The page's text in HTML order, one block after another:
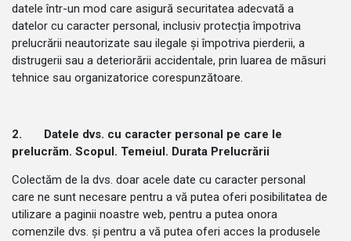
datele într-un mod care asigură securitatea adecvată a
datelor cu caracter personal, inclusiv protecția împotriva
prelucrării neautorizate sau ilegale și împotriva pierderii, a
distrugerii sau a deteriorării accidentale, prin luarea de măsuri
tehnice sau organizatorice corespunzătoare.
2. Datele dvs. cu caracter personal pe care le
prelucrăm. Scopul. Temeiul. Durata Prelucrării
Colectăm de la dvs. doar acele date cu caracter personal
care ne sunt necesare pentru a vă putea oferi posibilitatea de
utilizare a paginii noastre web, pentru a putea onora
comenzile dvs. și pentru a vă putea oferi acces la produsele